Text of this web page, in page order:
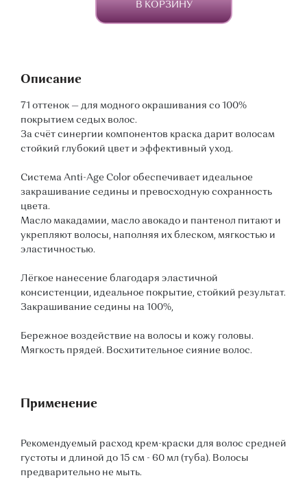
В КОРЗИНУ
Описание
71 оттенок — для модного окрашивания со 100%
покрытием седых волос.
За счёт синергии компонентов краска дарит волосам
стойкий глубокий цвет и эффективный уход.
Система Anti-Age Color обеспечивает идеальное
закрашивание седины и превосходную сохранность
цвета.
Масло макадамии, масло авокадо и пантенол питают и
укрепляют волосы, наполняя их блеском, мягкостью и
эластичностью.
Лёгкое нанесение благодаря эластичной
консистенции, идеальное покрытие, стойкий результат.
Закрашивание седины на 100%,
Бережное воздействие на волосы и кожу головы.
Мягкость прядей. Восхитительное сияние волос.
Применение
Рекомендуемый расход крем-краски для волос средней
густоты и длиной до 15 см - 60 мл (туба). Волосы
предварительно не мыть.